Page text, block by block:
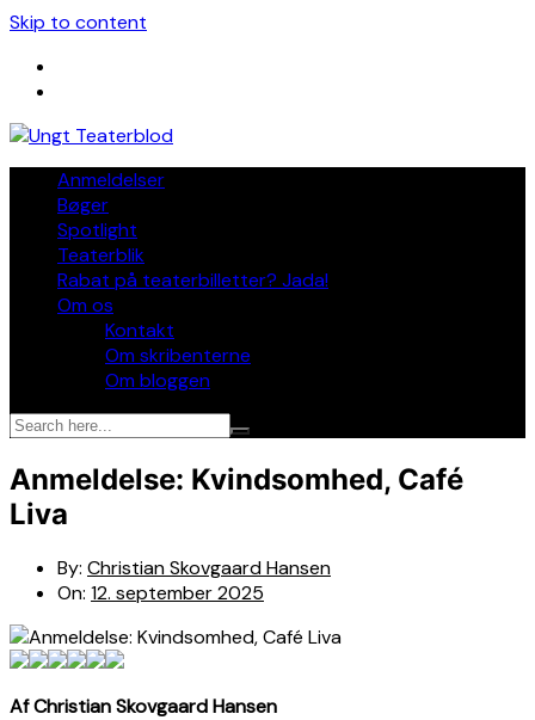
Skip to content
Anmeldelser
Bøger
Spotlight
Teaterblik
Rabat på teaterbilletter? Jada!
Om os
Kontakt
Om skribenterne
Om bloggen
Anmeldelse: Kvindsomhed, Café
Liva
By: Christian Skovgaard Hansen
On: 12. september 2025
Af Christian Skovgaard Hansen